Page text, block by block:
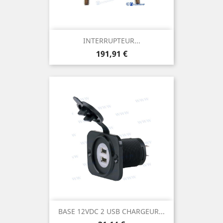
INTERRUPTEUR...
Prix
191,91 €
BASE 12VDC 2 USB CHARGEUR...